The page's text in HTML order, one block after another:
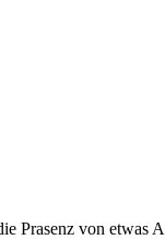
Prasenz von etwas